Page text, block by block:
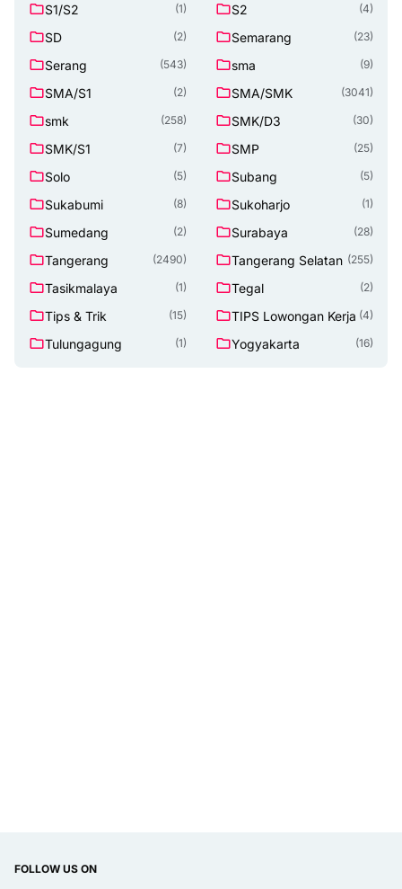
S1/S2 (1) S2 (4)
SD (2) Semarang (23)
Serang (543) sma (9)
SMA/S1 (2) SMA/SMK (3041)
smk (258) SMK/D3 (30)
SMK/S1 (7) SMP (25)
Solo (5) Subang (5)
Sukabumi (8) Sukoharjo (1)
Sumedang (2) Surabaya (28)
Tangerang (2490) Tangerang Selatan (255)
Tasikmalaya (1) Tegal (2)
Tips & Trik (15) TIPS Lowongan Kerja (4)
Tulungagung (1) Yogyakarta (16)
FOLLOW US ON